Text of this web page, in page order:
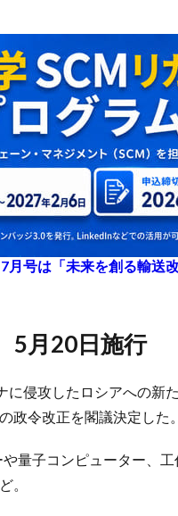
月号は「未来を創る輸送
5月20日施行
に侵攻したロシアへの新
政令改正を閣議決定した
量子コンピューター、
。